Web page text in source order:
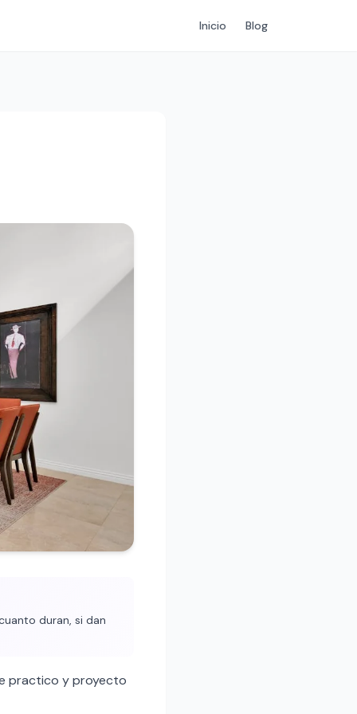
Inicio Blog
duran, si dan
practico y proyecto